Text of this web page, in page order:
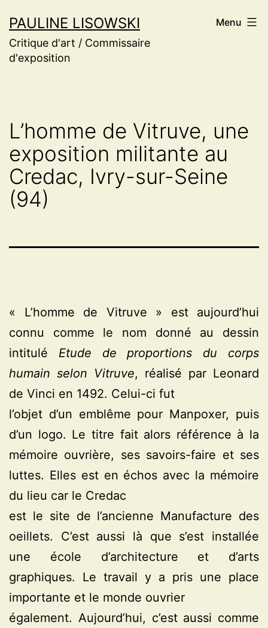
au
contenu
PAULINE LISOWSKI
Critique d'art / Commissaire
d'exposition
Menu
L’homme de Vitruve, une
exposition militante au
Credac, Ivry-sur-Seine
(94)
« L’homme de Vitruve » est aujourd’hui
connu comme le nom donné au dessin
intitulé Etude de proportions du corps
humain selon Vitruve, réalisé par Leonard
de Vinci en 1492. Celui-ci fut
l’objet d’un emblême pour Manpoxer, puis
d’un logo. Le titre fait alors référence à la
mémoire ouvrière, ses savoirs-faire et ses
luttes. Elles est en échos avec la mémoire
du lieu car le Credac
est le site de l’ancienne Manufacture des
oeillets. C’est aussi là que s’est installée
une école d’architecture et d’arts
graphiques. Le travail y a pris une place
importante et le monde ouvrier
également. Aujourd’hui, c’est aussi comme